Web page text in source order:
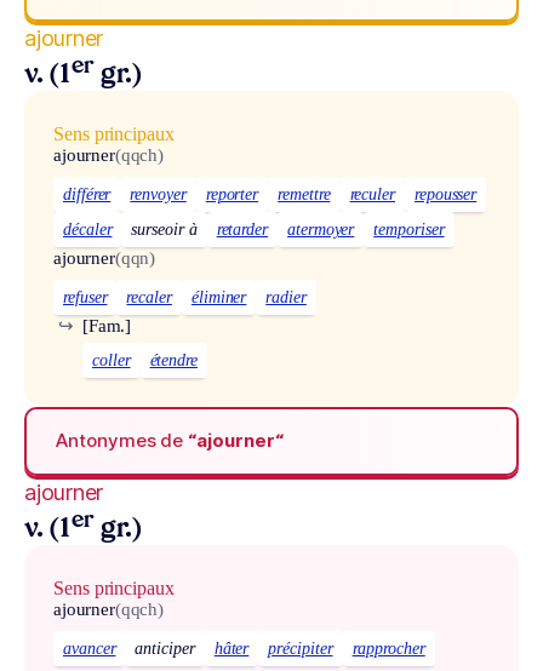
ajourner
v. (1er gr.)
Sens principaux
ajourner(qqch)
différer renvoyer reporter remettre reculer
repousser
décaler
surseoir à retarder atermoyer temporiser
ajourner(qqn)
refuser recaler éliminer radier
[Fam.]
↪
coller étendre
Antonymes de “ajourner“
ajourner
v. (1er gr.)
Sens principaux
ajourner(qqch)
avancer anticiper hâter précipiter rapprocher